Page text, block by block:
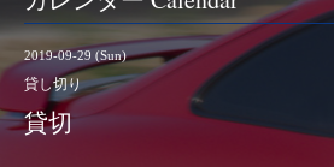
2019-09-29 (Sun)
貸し切り
貸切